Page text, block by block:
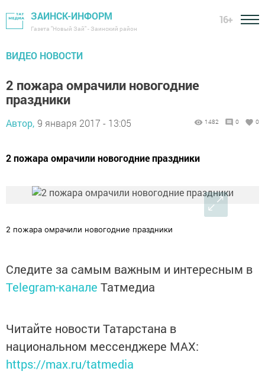
ЗАИНСК-ИНФОРМ
Газета "Новый Зай" - Заинский район
16+
ВИДЕО НОВОСТИ
2 пожара омрачили новогодние
праздники
Автор, 9 января 2017 - 13:05 1482 0 0
2 пожара омрачили новогодние праздники
2 пожара омрачили новогодние праздники
Следите за самым важным и интересным в
Telegram-канале Татмедиа
Читайте новости Татарстана в
национальном мессенджере MАХ:
https://max.ru/tatmedia